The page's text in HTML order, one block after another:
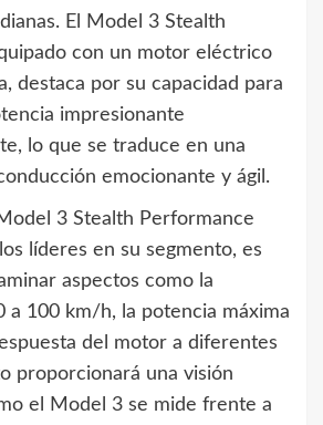
El Model 3 Stealth
con un motor eléctrico
destaca por su capacidad para
impresionante
lo que se traduce en una
emocionante y ágil.
3 Stealth Performance
líderes en su segmento, es
aspectos como la
a 100 km/h, la potencia máxima
del motor a diferentes
proporcionará una visión
el Model 3 se mide frente a